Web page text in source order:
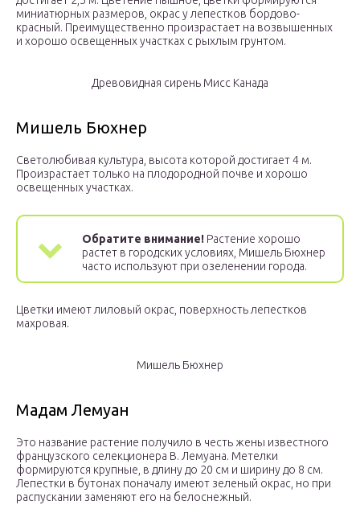
миниатюрных размеров, окрас у лепестков бордово-
красный. Преимущественно произрастает на возвышенных
и хорошо освещенных участках с рыхлым грунтом.
Древовидная сирень Мисс Канада
Мишель Бюхнер
Светолюбивая культура, высота которой достигает 4 м.
Произрастает только на плодородной почве и хорошо
освещенных участках.
Обратите внимание! Растение хорошо
растет в городских условиях, Мишель Бюхнер
часто используют при озеленении города.
Цветки имеют лиловый окрас, поверхность лепестков
махровая.
Мишель Бюхнер
Мадам Лемуан
Это название растение получило в честь жены известного
французского селекционера В. Лемуана. Метелки
формируются крупные, в длину до 20 см и ширину до 8 см.
Лепестки в бутонах поначалу имеют зеленый окрас, но при
распускании заменяют его на белоснежный.